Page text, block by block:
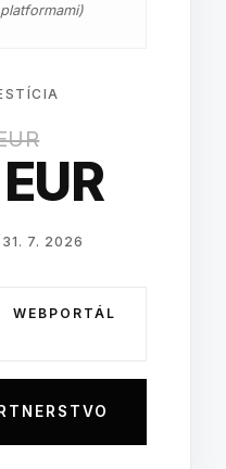
7. 2026
WEBPORTÁL